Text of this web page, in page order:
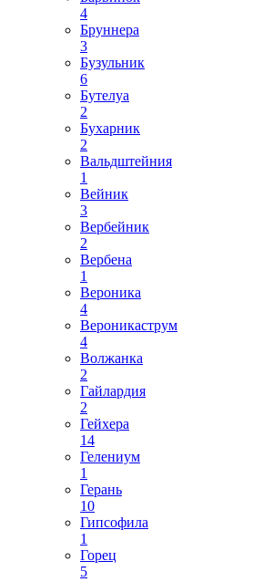
4
Бруннера
3
Бузульник
6
Бутелуа
2
Бухарник
2
Вальдштейния
1
Вейник
3
Вербейник
2
Вербена
1
Вероника
4
Вероникаструм
4
Волжанка
2
Гайлардия
2
Гейхера
14
Гелениум
1
Герань
10
Гипсофила
1
Горец
5